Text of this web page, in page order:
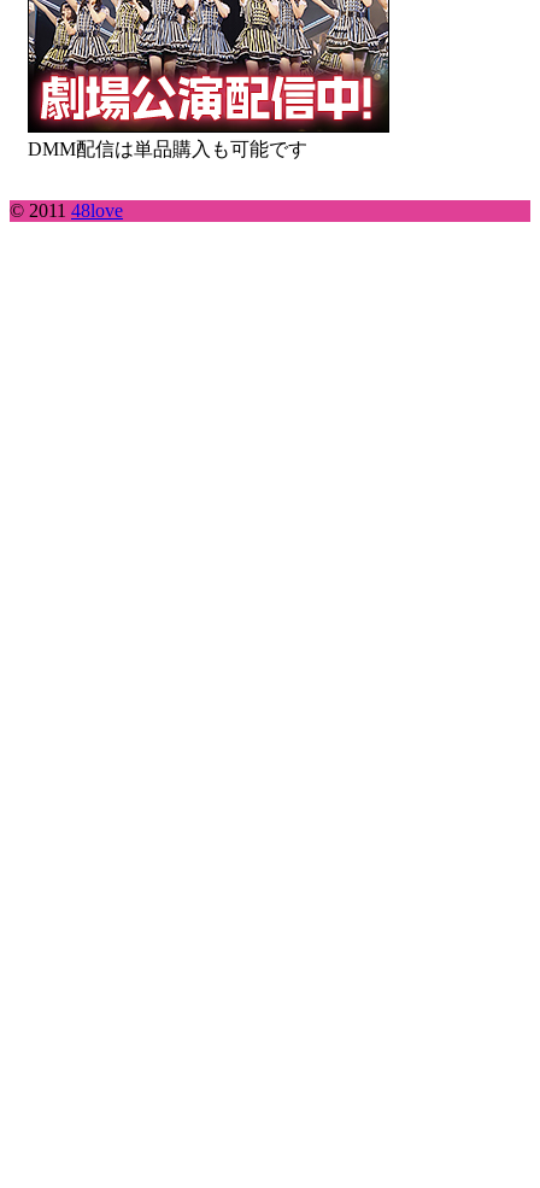
DMM配信は単品購入も可能です
© 2011 48love